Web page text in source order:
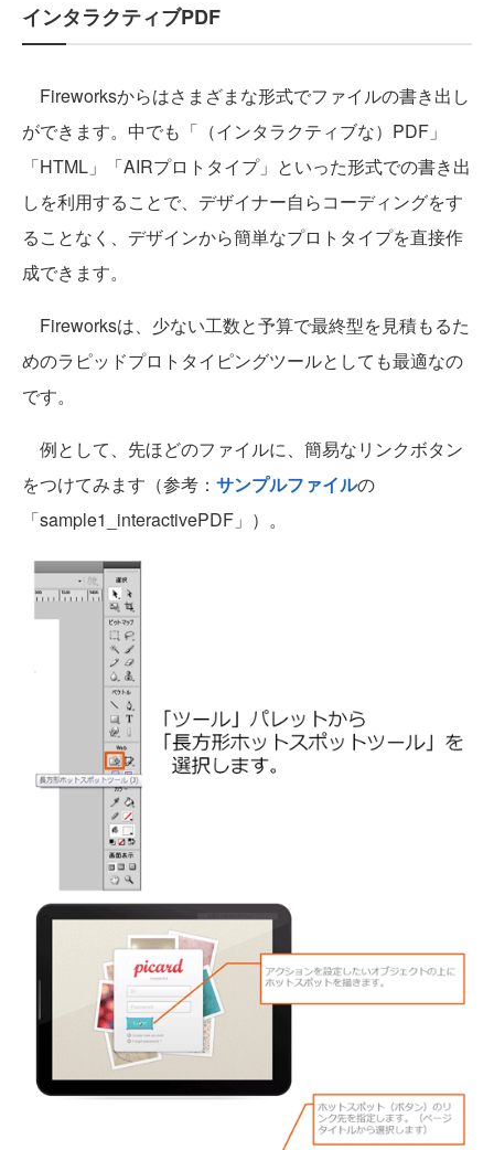
インタラクティブPDF
Fireworksからはさまざまな形式でファイルの書き出し
ができます。中でも「（インタラクティブな）PDF」
「HTML」「AIRプロトタイプ」といった形式での書き出
しを利用することで、デザイナー自らコーディングをす
ることなく、デザインから簡単なプロトタイプを直接作
成できます。
Fireworksは、少ない工数と予算で最終型を見積もるた
めのラピッドプロトタイピングツールとしても最適なの
です。
例として、先ほどのファイルに、簡易なリンクボタン
をつけてみます（参考： サンプルファイルの
「sample1_interactivePDF」）。